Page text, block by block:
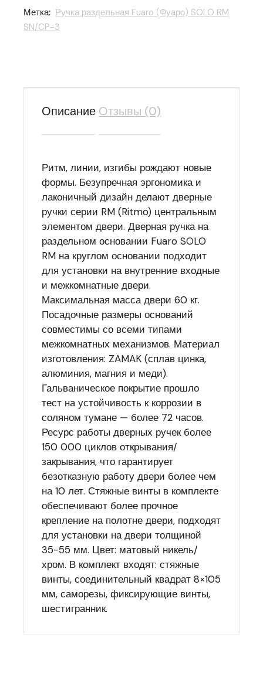
Метка: Ручка раздельная Fuaro (Фуаро) SOLO RM
SN/CP-3
Описание Отзывы (0)
Ритм, линии, изгибы рождают новые
формы. Безупречная эргономика и
лаконичный дизайн делают дверные
ручки серии RM (Ritmo) центральным
элементом двери. Дверная ручка на
раздельном основании Fuaro SOLO
RM на круглом основании подходит
для установки на внутренние входные
и межкомнатные двери.
Максимальная масса двери 60 кг.
Посадочные размеры оснований
совместимы со всеми типами
межкомнатных механизмов. Материал
изготовления: ZAMAK (сплав цинка,
алюминия, магния и меди).
Гальваническое покрытие прошло
тест на устойчивость к коррозии в
соляном тумане — более 72 часов.
Ресурс работы дверных ручек более
150 000 циклов открывания/
закрывания, что гарантирует
безотказную работу двери более чем
на 10 лет. Стяжные винты в комплекте
обеспечивают более прочное
крепление на полотне двери, подходят
для установки на двери толщиной
35-55 мм. Цвет: матовый никель/
хром. В комплект входят: стяжные
винты, соединительный квадрат 8×105
мм, саморезы, фиксирующие винты,
шестигранник.